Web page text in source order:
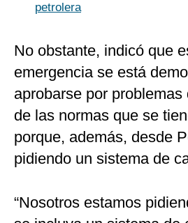
petrolera
No obstante, indicó que
emergencia se está
aprobarse por
de las normas que se
porque, además, desde
pidiendo un sistema de
“Nosotros estamos